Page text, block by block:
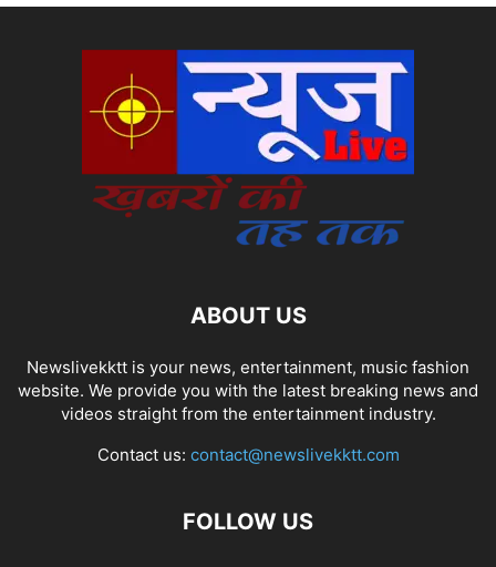
ABOUT US
Newslivekktt is your news, entertainment, music fashion
website. We provide you with the latest breaking news and
videos straight from the entertainment industry.
Contact us: contact@newslivekktt.com
FOLLOW US